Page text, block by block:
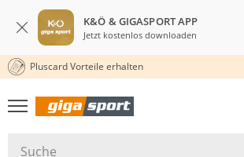
K&Ö & GIGASPORT APP
Jetzt kostenlos downloaden
KOSTENLOSER VERSAND* &
30 TAGE RÜCKGABERECHT
Pluscard Vorteile erhalten
GIGASTYLE
FAHRRAD­